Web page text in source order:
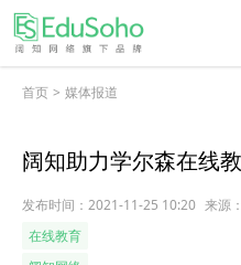
首页 > 媒体报道
阔知助力学尔森在线
发布时间：2021-11-25 10:20 来源
在线教育